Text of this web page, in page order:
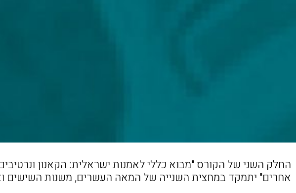
החלק השני של הקורס "מבוא כללי לאמנות ישראלית: הקאנון
אחרים" יתמקד במחצית השנייה של המאה העשרים, משנות השישים